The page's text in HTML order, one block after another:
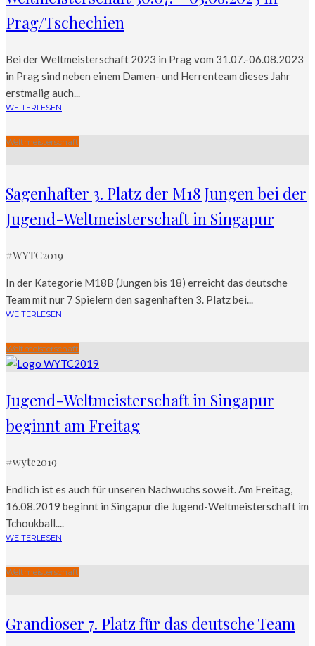
Prag/Tschechien
Bei der Weltmeisterschaft 2023 in Prag vom 31.07.-06.08.2023
in Prag sind neben einem Damen- und Herrenteam dieses Jahr
erstmalig auch...
WEITERLESEN
Weltmeisterschaft
Sagenhafter 3. Platz der M18 Jungen bei der
Jugend-Weltmeisterschaft in Singapur
#WYTC2019
In der Kategorie M18B (Jungen bis 18) erreicht das deutsche
Team mit nur 7 Spielern den sagenhaften 3. Platz bei...
WEITERLESEN
Weltmeisterschaft
Jugend-Weltmeisterschaft in Singapur
beginnt am Freitag
#wytc2019
Endlich ist es auch für unseren Nachwuchs soweit. Am Freitag,
16.08.2019 beginnt in Singapur die Jugend-Weltmeisterschaft im
Tchoukball....
WEITERLESEN
Weltmeisterschaft
Grandioser 7. Platz für das deutsche Team